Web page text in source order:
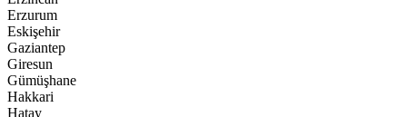
Erzurum
Eskişehir
Gaziantep
Giresun
Gümüşhane
Hakkari
Hatay